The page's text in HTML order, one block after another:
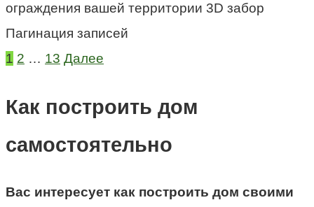
ограждения вашей территории 3D забор
Пагинация записей
1 2 … 13 Далее
Как построить дом
самостоятельно
Вас интересует как построить дом своими